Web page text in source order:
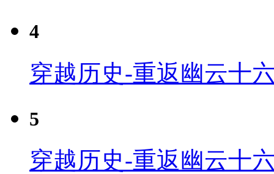
4
穿越历史-重返幽云十
5
穿越历史-重返幽云十